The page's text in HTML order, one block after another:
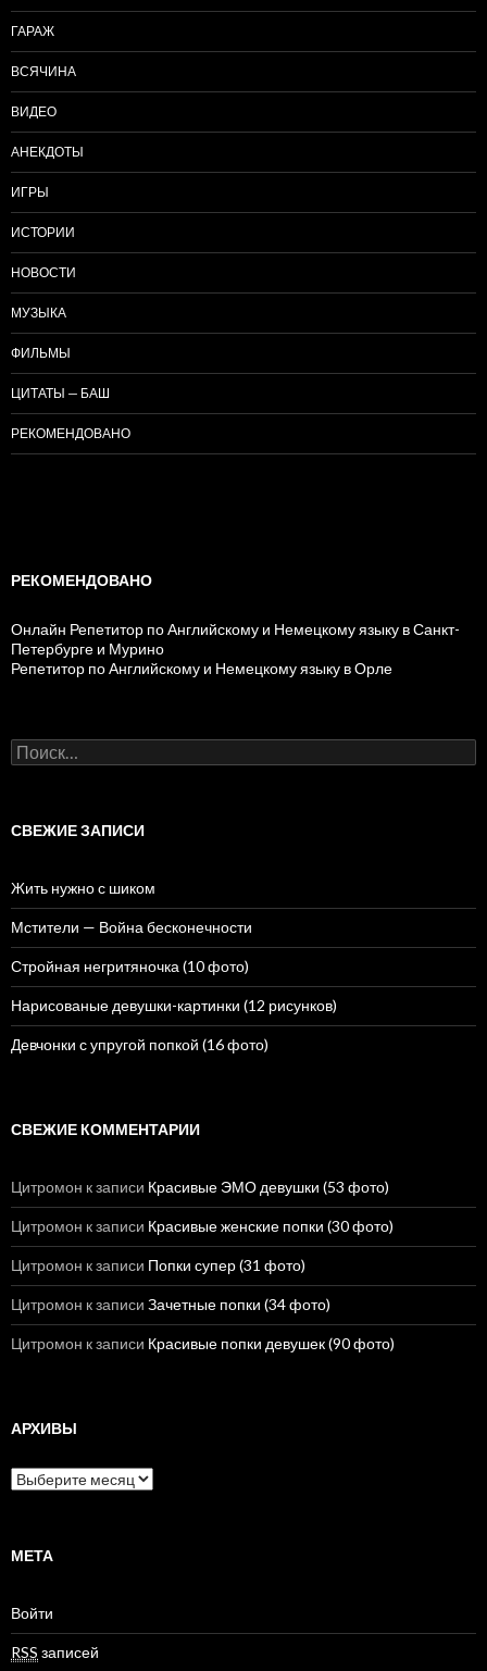
ГАРАЖ
ВСЯЧИНА
ВИДЕО
АНЕКДОТЫ
ИГРЫ
ИСТОРИИ
НОВОСТИ
МУЗЫКА
ФИЛЬМЫ
ЦИТАТЫ — БАШ
РЕКОМЕНДОВАНО
РЕКОМЕНДОВАНО
Онлайн Репетитор по Английскому и Немецкому языку в Санкт-
Петербурге и Мурино
Репетитор по Английскому и Немецкому языку в Орле
Н
а
и
СВЕЖИЕ ЗАПИСИ
Жить нужно с шиком
Мстители — Война бесконечности
Стройная негритяночка (10 фото)
Нарисованые девушки-картинки (12 рисунков)
Девчонки с упругой попкой (16 фото)
СВЕЖИЕ КОММЕНТАРИИ
Цитромон к записи Красивые ЭМО девушки (53 фото)
Цитромон к записи Красивые женские попки (30 фото)
Цитромон к записи Попки супер (31 фото)
Цитромон к записи Зачетные попки (34 фото)
Цитромон к записи Красивые попки девушек (90 фото)
АРХИВЫ
А
р
в
МЕТА
Войти
RSS записей